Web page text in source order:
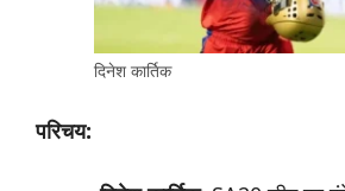
दिनेश कार्तिक
परिचय: